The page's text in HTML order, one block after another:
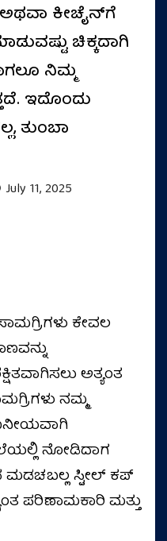
ಕೀಚೈನ್‌ಗೆ
ಚಿಕ್ಕದಾಗಿ
ನಿಮ್ಮ
ಇದೊಂದು
ತುಂಬಾ
July 11, 2025
ಕೇವಲ
ಅತ್ಯಂತ
ನಮ್ಮ
ನೋಡಿದಾಗ
ಮಡಚಬಲ್ಲ ಸ್ಟೀಲ್ ಕಪ್
ಪರಿಣಾಮಕಾರಿ ಮತ್ತು